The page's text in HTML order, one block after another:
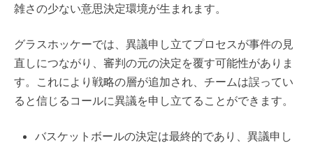
雑さの少ない意思決定環境が生まれます。
グラスホッケーでは、異議申し立てプロセスが事件の見
直しにつながり、審判の元の決定を覆す可能性がありま
す。これにより戦略の層が追加され、チームは誤ってい
ると信じるコールに異議を申し立てることができます。
バスケットボールの決定は最終的であり、異議申し